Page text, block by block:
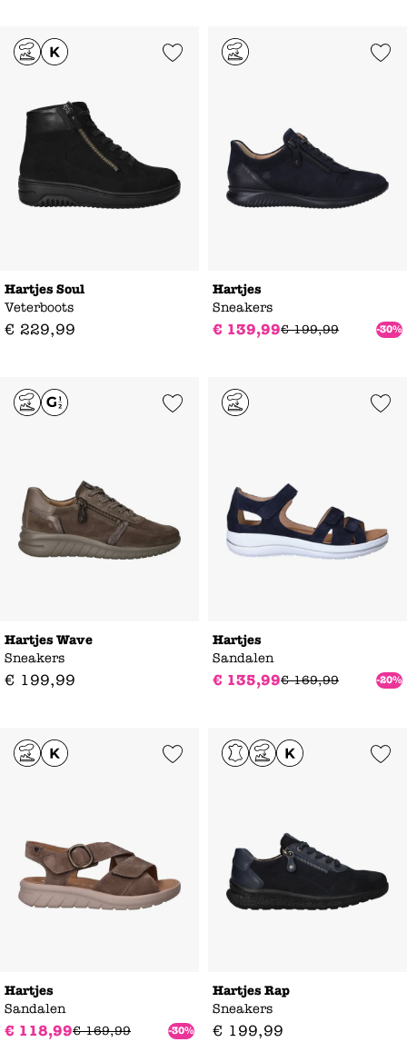
Add to Wishlist
Hartjes Soul
Veterboots
€ 229,99
Add to
Hartjes
Sneakers
€ 139,99€ 199,99 -30%
Add to Wishlist
Hartjes Wave
Sneakers
€ 199,99
Add to
Hartjes
Sandalen
€ 135,99€ 169,99 -20%
Add to Wishlist
Hartjes
Sandalen
€ 118,99€ 169,99 -30%
Add to
Hartjes Rap
Sneakers
€ 199,99